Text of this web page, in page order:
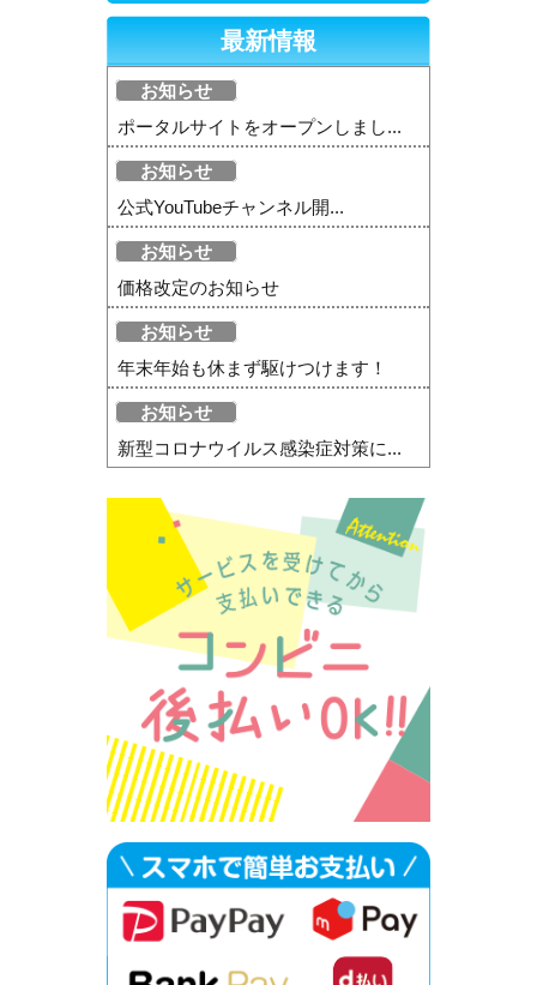
最新情報
お知らせ
ポータルサイトをオープンしまし...
お知らせ
公式YouTubeチャンネル開...
お知らせ
価格改定のお知らせ
お知らせ
年末年始も休まず駆けつけます！
お知らせ
新型コロナウイルス感染症対策に...